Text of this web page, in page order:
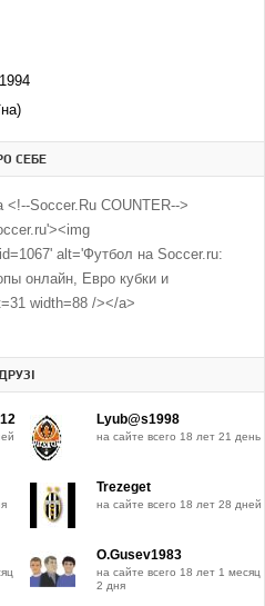
СЕБЕ
Soccer.Ru COUNTER-->
alt='Футбол на Soccer.ru:
онлайн, Евро кубки и
width=88 /></a>
Lyub@s1998
на сайте всего 18 лет 21 день
Trezeget
на сайте всего 18 лет 28 дней
O.Gusev1983
на сайте всего 18 лет 1 месяц
2 дня